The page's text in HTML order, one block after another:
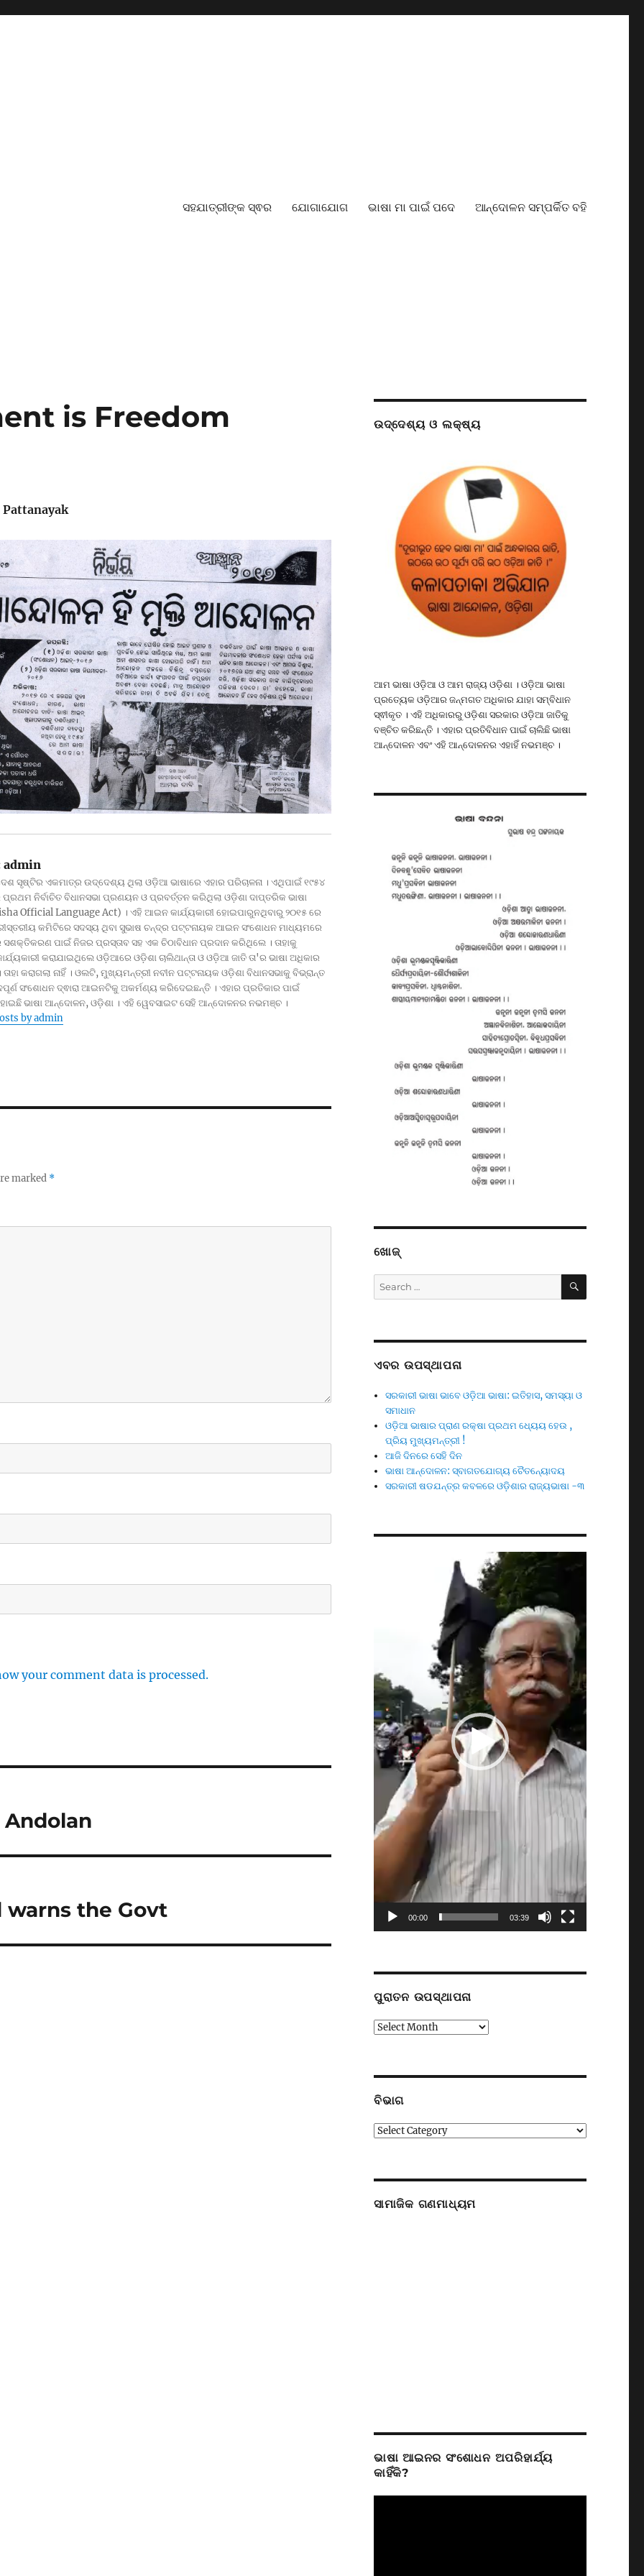
ସହଯାତ୍ରୀଙ୍କ ସ୍ଵର ଯୋଗାଯୋଗ ଭାଷା ମା ପାଇଁ ପଦେ ଆନ୍ଦୋଳନ ସମ୍ପର୍କିତ ବହି
is Freedom
Pattanayak
admin
ସୃଷ୍ଟିର ଏକମାତ୍ର ଉଦ୍ଦେଶ୍ୟ ଥିଲା ଓଡ଼ିଆ ଭାଷାରେ ଏହାର ପରିଚାଳନା । ଏଥିପାଇଁ ୧୯୫୪
ନିର୍ବାଚିତ ବିଧାନସଭା ପ୍ରଣୟନ ଓ ପ୍ରବର୍ତ୍ତନ କରିଥିଲା ଓଡ଼ିଶା ଦାପ୍ତରିକ ଭାଷା
Official Language Act) । ଏହି ଆଇନ କାର୍ଯ୍ୟକାରୀ ହୋଇପାରୁନଥିବାରୁ ୨୦୧୫ ରେ
କମିଟିରେ ସଦସ୍ୟ ଥିବା ସୁଭାଷ ଚନ୍ଦ୍ର ପଟ୍ଟନାୟକ ଆଇନ ସଂଶୋଧନ ମାଧ୍ୟମରେ
ପାଇଁ ନିଜର ପ୍ରସ୍ତାବ ସହ ଏକ ଚିଠାବିଧାନ ପ୍ରଦାନ କରିଥିଲେ । ତାହାକୁ
କରାଯାଇଥିଲେ ଓଡ଼ିଆରେ ଓଡ଼ିଶା ଚାଲିଥାନ୍ତା ଓ ଓଡ଼ିଆ ଜାତି ତା'ର ଭାଷା ଅଧିକାର
ତାହା କରାଗଲା ନାହିଁ । ଓଲଟି, ମୁଖ୍ୟମନ୍ତ୍ରୀ ନବୀନ ପଟ୍ଟନାୟକ ଓଡ଼ିଶା ବିଧାନସଭାକୁ ବିଭ୍ରାନ୍ତ
ସଂଶୋଧନ ଦ୍ଵାରା ଆଇନଟିକୁ ଅକର୍ମଣ୍ୟ କରିଦେଇଛନ୍ତି । ଏହାର ପ୍ରତିକାର ପାଇଁ
ଭାଷା ଆନ୍ଦୋଳନ, ଓଡ଼ିଶା । ଏହି ୱେବସାଇଟ ସେହି ଆନ୍ଦୋଳନର ନଭମଞ୍ଚ ।
by admin
marked *
your comment data is processed.
Andolan
warns the Govt
ଉଦ୍ଦେଶ୍ୟ ଓ ଲକ୍ଷ୍ୟ
ଆମ ଭାଷା ଓଡ଼ିଆ ଓ ଆମ ରାଜ୍ୟ ଓଡ଼ିଶା । ଓଡ଼ିଆ ଭାଷା
ପ୍ରତ୍ୟେକ ଓଡ଼ିଆର ଜନ୍ମଗତ ଅଧିକାର ଯାହା ସମ୍ବିଧାନ
ସ୍ଵୀକୃତ । ଏହି ଅଧିକାରରୁ ଓଡ଼ିଶା ସରକାର ଓଡ଼ିଆ ଜାତିକୁ
ବଞ୍ଚିତ କରିଛନ୍ତି । ଏହାର ପ୍ରତିବିଧାନ ପାଇଁ ଚାଲିଛି ଭାଷା
ଆନ୍ଦୋଳନ ଏବଂ ଏହି ଆନ୍ଦୋଳନର ଏହାହିଁ ନଭମଞ୍ଚ ।
ଖୋଜ୍
Search
for:
SEARCH
ଏବର ଉପସ୍ଥାପନା
ସରକାରୀ ଭାଷା ଭାବେ ଓଡ଼ିଆ ଭାଷା: ଇତିହାସ, ସମସ୍ୟା ଓ
ସମାଧାନ
ଓଡ଼ିଆ ଭାଷାର ପ୍ରାଣ ରକ୍ଷା ପ୍ରଥମ ଧ୍ୟେୟ ହେଉ ,
ପ୍ରିୟ ମୁଖ୍ୟମନ୍ତ୍ରୀ !
ଆଜି ଦିନରେ ସେହି ଦିନ
ଭାଷା ଆନ୍ଦୋଳନ: ସ୍ବାଗତଯୋଗ୍ୟ ଚୈତନ୍ୟୋଦୟ
ସରକାରୀ ଷଡଯନ୍ତ୍ର କବଳରେ ଓଡ଼ିଶାର ରାଜ୍ୟଭାଷା -୩
00:00 03:39
ପୁରାତନ ଉପସ୍ଥାପନା
ପୁରାତନ
ବିଭାଗ
ବିଭାଗ
ସାମାଜିକ ଗଣମାଧ୍ୟମ
ଭାଷା ଆଇନର ସଂଶୋଧନ ଅପରିହାର୍ଯ୍ୟ
କାହିଁକି?